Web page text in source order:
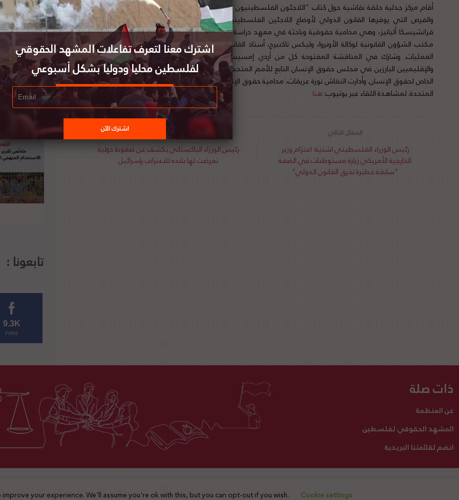
أقام مركز جدلية حلقة نقاشية حول كتاب “اللاجئون الفلسطينيون في القانون الدولي”، حيث ناقشت الحلقة التحديات
والفرص التي يوفرها القانون الدولي لأوضاع اللاجئين الفلسطينيين. وشارك في النقاش كل من مؤلفي الكتاب،
فرانشيسكا ألبانيز، وهي محامية حقوقية وباحثة في معهد دراسة الهجرة الدولية بجامعة جورجتاون وعملت مؤخرا في
مكتب الشؤون القانونية لوكالة الأونروا، وليكس تاكنبرج، أستاذ القانون الدولي والمستشار العام السابق للأونروا ومدير
العمليات. وشارك في المناقشة المفتوحة كل من أردي إمسيس، أستاذ القانون وعضو مجموعة الخبراء الدوليين
والإقليميين البارزين في مجلس حقوق الإنسان التابع للأمم المتحدة بشأن اليمن، ومايكل لينك، أستاذ القانون والمقرر
الخاص لحقوق الإنسان. وأدارت النقاش نورة عريقات، محامية حقوق الإنسان والأستاذة المساعدة في جامعة روتجرز بالولايات
المتحدة. لمشاهدة اللقاء عبر يوتيوب:هنا
رئيس الوزراء الباكستاني يكشف عن ضغوط دولية
تعرضت لها بلاده للاعتراف بإسرائيل
رئيس الوزراء الفلسطيني اشتية: اعتزام وزير
الخارجية الأمريكي زيارة مستوطنات في الضفة
"سابقة خطيرة تخرق القانون الدولي"
تابعونا :
9.3K
FANS
ذات صلة
عن المنظمة
المشهد الحقوقي لفلسطين
انضم لقائمتنا البريدية
اتصل بنا تبرع لنا 2025 © جميع الحقوق محفوظة
your experience. We'll assume you're ok with this, but you can opt-out if you wish. Cookie settings
اشترك معنا لتعرف تفاعلات المشهد الحقوقي
لفلسطين محليا ودوليا بشكل أسبوعي